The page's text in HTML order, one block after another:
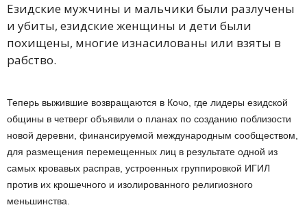
Езидские мужчины и мальчики были разлучены
и убиты, езидские женщины и дети были
похищены, многие изнасилованы или взяты в
рабство.
Теперь выжившие возвращаются в Кочо, где лидеры езидской
общины в четверг объявили о планах по созданию поблизости
новой деревни, финансируемой международным сообществом,
для размещения перемещенных лиц в результате одной из
самых кровавых расправ, устроенных группировкой ИГИЛ
против их крошечного и изолированного религиозного
меньшинства.